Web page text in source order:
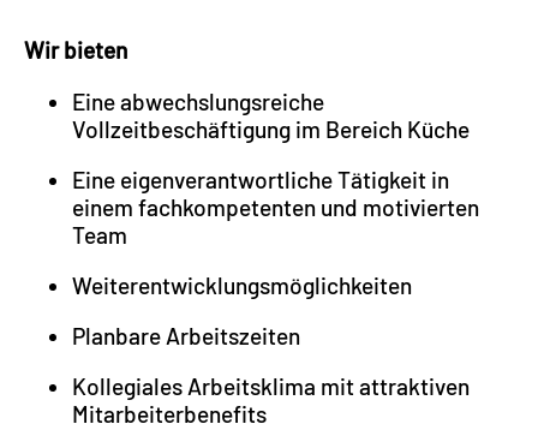
Wir bieten
Eine abwechslungsreiche
Vollzeitbeschäftigung im Bereich Küche
Eine eigenverantwortliche Tätigkeit in
einem fachkompetenten und motivierten
Team
Weiterentwicklungsmöglichkeiten
Planbare Arbeitszeiten
Kollegiales Arbeitsklima mit attraktiven
Mitarbeiterbenefits